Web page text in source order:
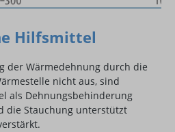
Hilfsmittel
der Wärmedehnung durch die
nicht aus, sind
als Dehnungsbehinderung
die Stauchung unterstützt